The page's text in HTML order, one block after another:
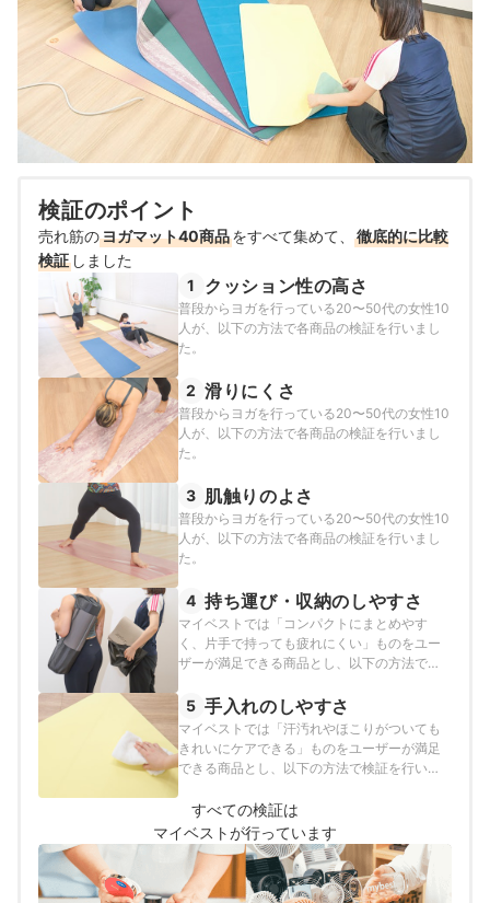
検証のポイント
売れ筋のヨガマット40商品をすべて集めて、
徹底的に比較
検証 しました
1
クッション性の高さ
普段からヨガを行っている20〜50代の女性10
人が、以下の方法で各商品の検証を行いまし
た。
2 滑りにくさ
普段からヨガを行っている20〜50代の女性10
人が、以下の方法で各商品の検証を行いまし
た。
3 肌触りのよさ
普段からヨガを行っている20〜50代の女性10
人が、以下の方法で各商品の検証を行いまし
た。
4 持ち運び・収納のしやすさ
マイベストでは「コンパクトにまとめやす
く、片手で持っても疲れにくい」ものをユー
ザーが満足できる商品とし、以下の方法で検
5 手入れのしやすさ
マイベストでは「汗汚れやほこりがついても
きれいにケアできる」ものをユーザーが満足
できる商品とし、以下の方法で検証を行いま
すべての検証は
マイベストが行っています